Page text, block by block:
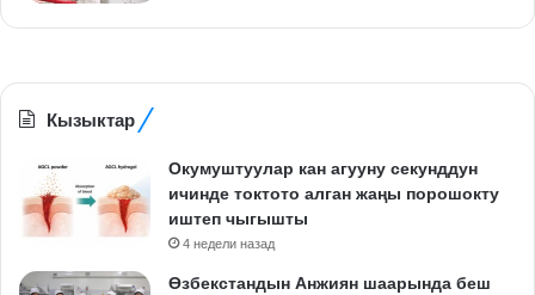
Кызыктар
Окумуштуулар кан агууну секунддун
ичинде токтото алган жаңы порошокту
иштеп чыгышты
4 недели назад
Өзбекстандын Анжиян шаарында беш